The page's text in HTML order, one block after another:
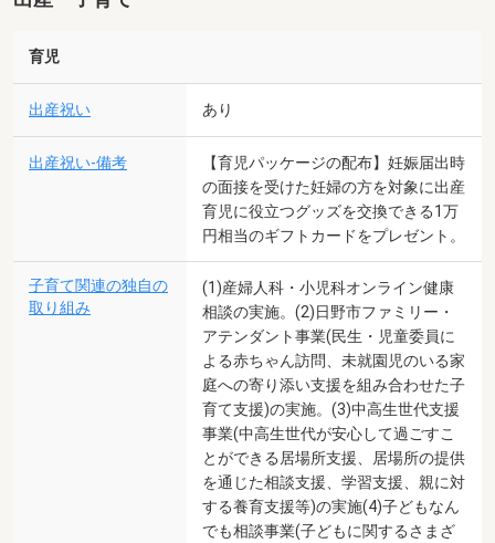
育児
出産祝い あり
出産祝い-備考
【育児パッケージの配布】妊娠届出時
の面接を受けた妊婦の方を対象に出産
育児に役立つグッズを交換できる1万
円相当のギフトカードをプレゼント。
子育て関連の独自の
取り組み
(1)産婦人科・小児科オンライン健康
相談の実施。(2)日野市ファミリー・
アテンダント事業(民生・児童委員に
よる赤ちゃん訪問、未就園児のいる家
庭への寄り添い支援を組み合わせた子
育て支援)の実施。(3)中高生世代支援
事業(中高生世代が安心して過ごすこ
とができる居場所支援、居場所の提供
を通じた相談支援、学習支援、親に対
する養育支援等)の実施(4)子どもなん
でも相談事業(子どもに関するさまざ